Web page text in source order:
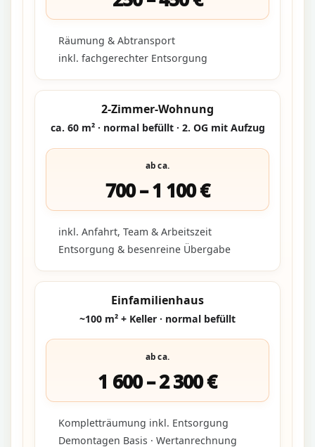
Räumung & Abtransport
inkl. fachgerechter Entsorgung
2-Zimmer-Wohnung
ca. 60 m² · normal befüllt · 2. OG mit Aufzug
ab ca.
700 – 1 100 €
inkl. Anfahrt, Team & Arbeitszeit
Entsorgung & besenreine Übergabe
Einfamilienhaus
~100 m² + Keller · normal befüllt
ab ca.
1 600 – 2 300 €
Kompletträumung inkl. Entsorgung
Demontagen Basis · Wertanrechnung